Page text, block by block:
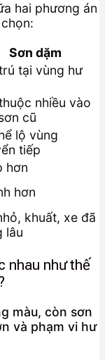
hai phương án
Sơn dặm
tại vùng hư
nhiều vào
cũ
lộ vùng
tiếp
hơn
hơn
khuất, xe đã
lâu
nhau như thế
màu, còn sơn
và phạm vi hư